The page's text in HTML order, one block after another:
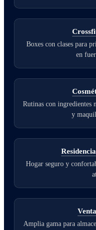
Boxes con clases para
en
Rutinas con ingredientes
y
Hogar seguro y
Amplia gama para